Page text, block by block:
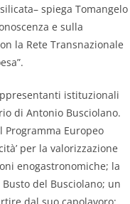
spiega Tomangelo
e sulla
la Rete Transnazionale
istituzionali
di Antonio Busciolano.
Programma Europeo
per la valorizzazione
enogastronomiche; la
del Busciolano; un